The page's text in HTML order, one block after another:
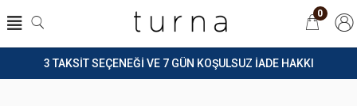
3 TAKSİT SEÇENEĞİ VE 7 GÜN KOŞULSUZ İADE HAKKI
0